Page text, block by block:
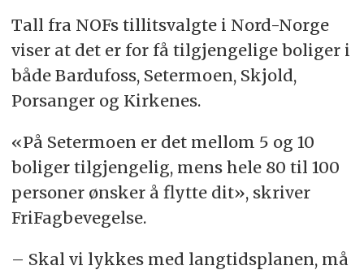
Tall fra NOFs tillitsvalgte i Nord-Norge
viser at det er for få tilgjengelige boliger i
både Bardufoss, Setermoen, Skjold,
Porsanger og Kirkenes.
«På Setermoen er det mellom 5 og 10
boliger tilgjengelig, mens hele 80 til 100
personer ønsker å flytte dit», skriver
FriFagbevegelse.
– Skal vi lykkes med langtidsplanen, må